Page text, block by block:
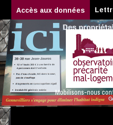
Accès aux données
Mobilisons-nous